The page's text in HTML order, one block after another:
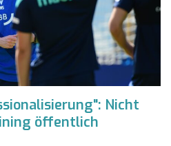
Nicht
öffentlich